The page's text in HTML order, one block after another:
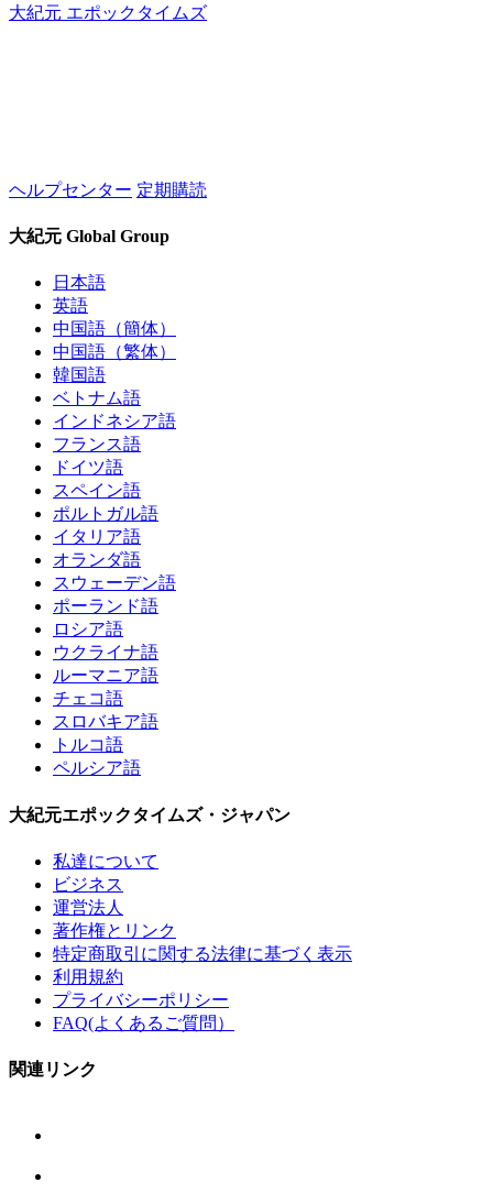
大紀元 エポックタイムズ
ヘルプセンター 定期購読
大紀元 Global Group
日本語
英語
中国語（簡体）
中国語（繁体）
韓国語
ベトナム語
インドネシア語
フランス語
ドイツ語
スペイン語
ポルトガル語
イタリア語
オランダ語
スウェーデン語
ポーランド語
ロシア語
ウクライナ語
ルーマニア語
チェコ語
スロバキア語
トルコ語
ペルシア語
大紀元エポックタイムズ・ジャパン
私達について
ビジネス
運営法人
著作権とリンク
特定商取引に関する法律に基づく表示
利用規約
プライバシーポリシー
FAQ(よくあるご質問）
関連リンク